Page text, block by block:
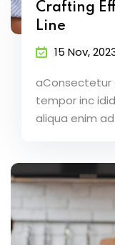
Crafting
Line
15 Nov,
aConsectetur
tempor inc
aliqua enim